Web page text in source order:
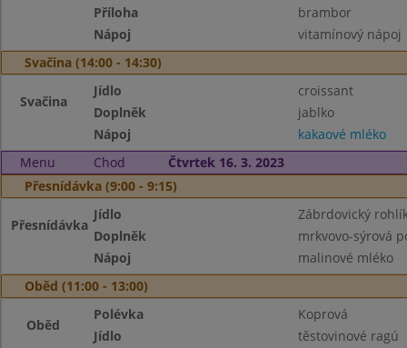
Příloha
brambor
Nápoj
vitamínový nápoj
Svačina (14:00 - 14:30)
Svačina
Jídlo
croissant
Doplněk
jablko
Nápoj
kakaové mléko
Menu
Chod
Čtvrtek 16. 3. 2023
Přesnídávka (9:00 - 9:15)
Přesnídávka
Jídlo
Zábrdovický
Doplněk
mrkvovo-sýrová
Nápoj
malinové mléko
Oběd (11:00 - 13:00)
Oběd
Polévka
Koprová
Jídlo
těstovinové ragú